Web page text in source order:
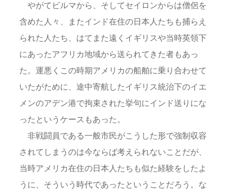
やがてビルマから、そしてセイロンからは僧侶を
含めた人々、またインド在住の日本人たちも捕らえ
られた人たち、はてまた遠くイギリスや当時英領下
にあったアフリカ地域から送られてきた者もあっ
た。運悪くこの時期アメリカの船舶に乗り合わせて
いたがために、途中寄航したイギリス統治下のイエ
メンのアデン港で拘束された挙句にインド送りにな
ったというケースもあった。
非戦闘員である一般市民がこうした形で強制収容
されてしまうのは今ならば考えられないことだが、
当時アメリカ在住の日本人たちも似た経験をしたよ
うに、そういう時代であったということだろう。な